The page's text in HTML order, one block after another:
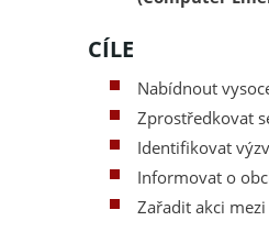
CÍLE
Nabídnout
Zprostředkovat
Identifikovat
Informovat o
Zařadit akci mezi